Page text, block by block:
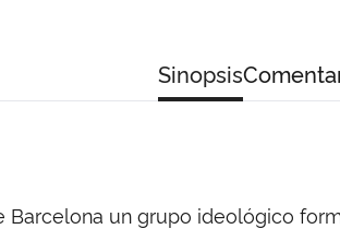
Sinopsis
Barcelona un grupo ideológico